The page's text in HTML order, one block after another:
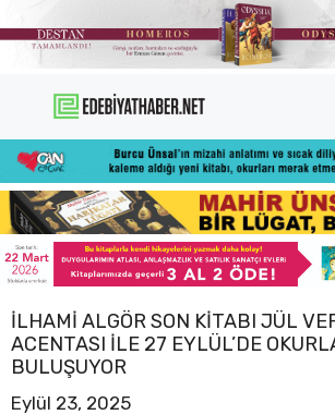
atla
İLHAMI ALGÖR SON KITABI JÜL
ACENTASI ILE 27 EYLÜL’DE
BULUŞUYOR
Eylül 23, 2025